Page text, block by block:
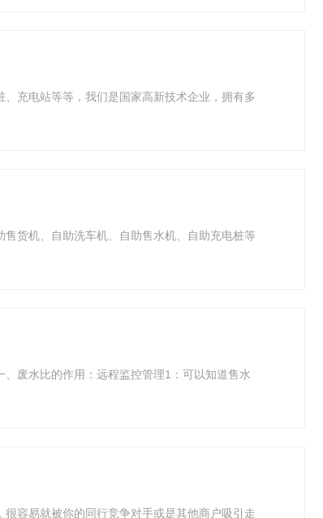
充电站等等，我们是国家高新技术企业，拥有多
货机、自助洗车机、自助售水机、自助充电桩等
废水比的作用：远程监控管理1：可以知道售水
容易就被你的同行竞争对手或是其他商户吸引走